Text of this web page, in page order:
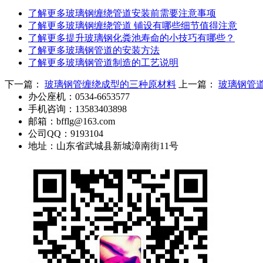
了解更多玻璃钢缠绕管道安装前需要注意事项
了解更多玻璃钢缠绕管道 铺设有哪些细节值得注意
了解更多提升玻璃钢化粪池寿命的小技巧有哪些？
了解更多玻璃钢管道的安装方法
了解更多玻璃钢管道制造的工艺说明
下一篇： 玻璃钢管缠绕成型的三种原材料 上一篇： 玻璃钢管
办公座机： 0534-6653577
手机咨询： 13583403898
邮箱： bfflg@163.com
公司QQ： 9193104
地址： 山东省武城县新城漳南街11号